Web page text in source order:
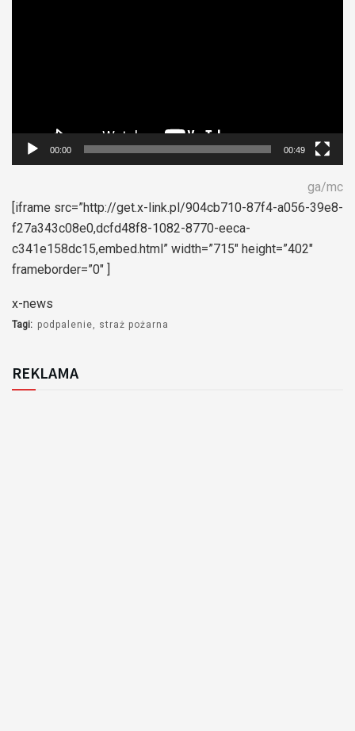
00:00 00:49
ga/mc
[iframe src=”http://get.x-link.pl/904cb710-87f4-a056-39e8-
f27a343c08e0,dcfd48f8-1082-8770-eeca-
c341e158dc15,embed.html” width=”715″ height=”402″
frameborder=”0″ ]
x-news
Tagi: podpalenie straż pożarna
REKLAMA